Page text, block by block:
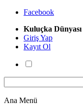
Facebook
Kuluçka Dünyası
Giriş Yap
Kayıt Ol
Ana Menü